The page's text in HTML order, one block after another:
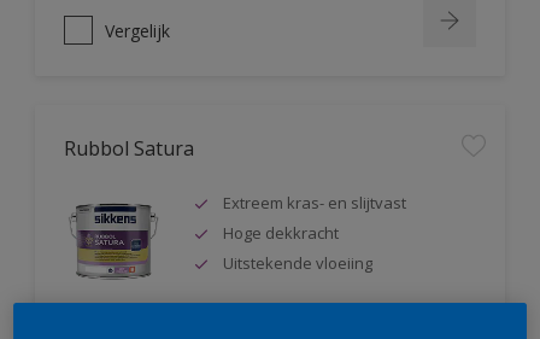
Vergelijk
Rubbol Satura
Extreem kras- en slijtvast
Hoge dekkracht
Uitstekende vloeiing